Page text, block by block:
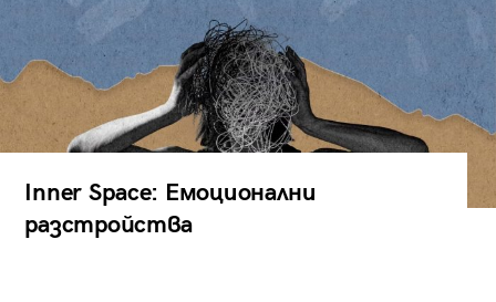
Inner Space: Емоционални
разстройства